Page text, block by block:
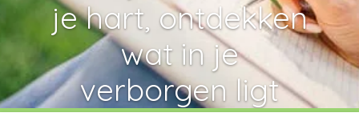
je hart, ontdekken
wat in je
verborgen ligt